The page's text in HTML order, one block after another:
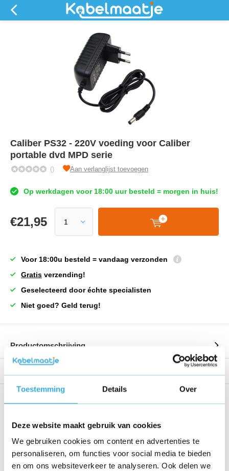
Toestemming Details Over
Deze website maakt gebruik van cookies
We gebruiken cookies om content en advertenties te
personaliseren, om functies voor social media te bieden
en om ons websiteverkeer te analyseren. Ook delen we
Caliber PS32 - 220V voeding voor Caliber
portable dvd MPD serie
() Aan verlanglijst toevoegen
Op werkdagen voor 18:00 uur besteld = morgen in huis!
€21,95
Voor 18:00u besteld = vandaag verzonden
Gratis verzending!
Geselecteerd door échte specialisten
Niet goed? Geld terug!
Productomschrijving
Recent bekeken